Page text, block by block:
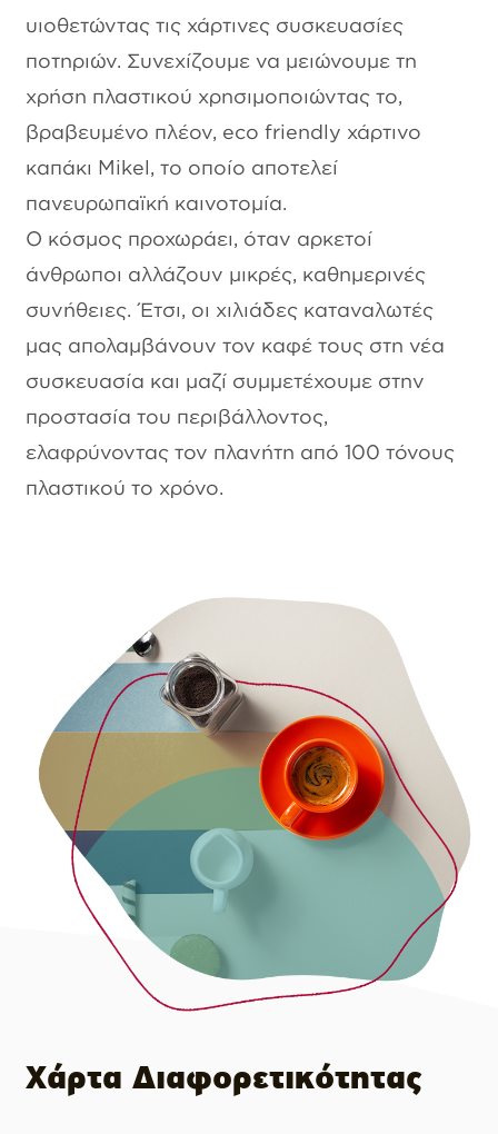
υιοθετώντας τις χάρτινες συσκευασίες
ποτηριών. Συνεχίζουμε να μειώνουμε τη
χρήση πλαστικού χρησιμοποιώντας το,
βραβευμένο πλέον, eco friendly χάρτινο
καπάκι Mikel, το οποίο αποτελεί
πανευρωπαϊκή καινοτομία.
Ο κόσμος προχωράει, όταν αρκετοί
άνθρωποι αλλάζουν μικρές, καθημερινές
συνήθειες. Έτσι, οι χιλιάδες καταναλωτές
μας απολαμβάνουν τον καφέ τους στη νέα
συσκευασία και μαζί συμμετέχουμε στην
προστασία του περιβάλλοντος,
ελαφρύνοντας τον πλανήτη από 100 τόνους
πλαστικού το χρόνο.
Χάρτα Διαφορετικότητας